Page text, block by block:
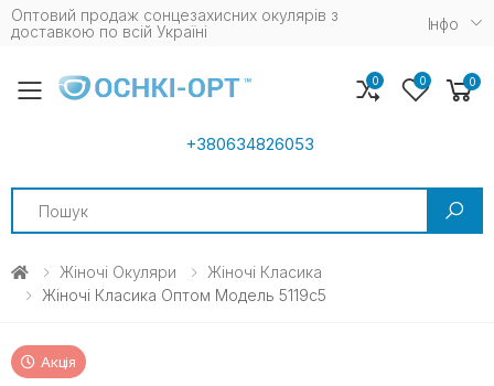
Оптовий продаж сонцезахисних окулярів з
доставкою по всій Україні
Iнфо
Toggle mobile menu
+380634826053
Search
0 0 0
Жіночі Окуляри
Жіночі Класика
Жіночі Класика Оптом Модель 5119c5
Акція